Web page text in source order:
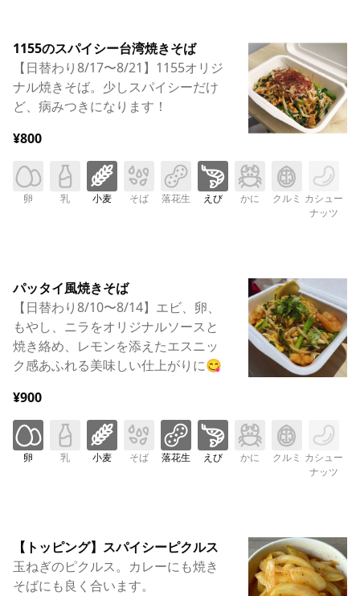
1155のスパイシー台湾焼きそば
【日替わり8/17〜8/21】1155オリジ
ナル焼きそば。少しスパイシーだけ
ど、病みつきになります！
¥800
卵 乳 小麦 そば 落花生 えび かに クルミ カシュー
ナッツ
パッタイ風焼きそば
【日替わり8/10〜8/14】エビ、卵、
もやし、ニラをオリジナルソースと
焼き絡め、レモンを添えたエスニッ
ク感あふれる美味しい仕上がりに😋
¥900
卵 乳 小麦 そば 落花生 えび かに クルミ カシュー
ナッツ
【トッピング】スパイシーピクルス
玉ねぎのピクルス。カレーにも焼き
そばにも良く合います。